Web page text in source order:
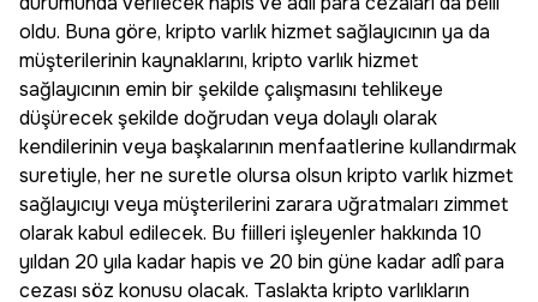
oldu. Buna göre, kripto varlık hizmet sağlayıcının ya da
müşterilerinin kaynaklarını, kripto varlık hizmet
sağlayıcının emin bir şekilde çalışmasını tehlikeye
düşürecek şekilde doğrudan veya dolaylı olarak
kendilerinin veya başkalarının menfaatlerine kullandırmak
suretiyle, her ne suretle olursa olsun kripto varlık hizmet
sağlayıcıyı veya müşterilerini zarara uğratmaları zimmet
olarak kabul edilecek. Bu fiilleri işleyenler hakkında 10
yıldan 20 yıla kadar hapis ve 20 bin güne kadar adlî para
cezası söz konusu olacak. Taslakta kripto varlıkların